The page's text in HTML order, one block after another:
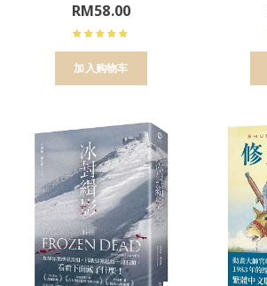
RM58.00
加入购物车